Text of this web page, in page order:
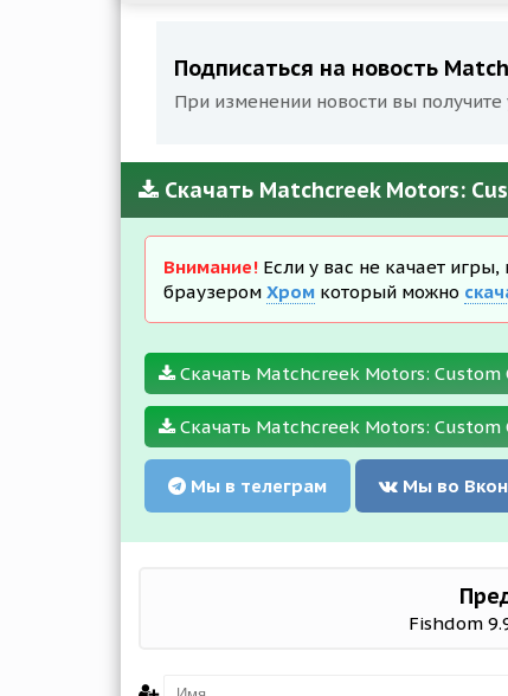
Подписаться на новость
При изменении новости вы
Скачать Matchcreek Motors:
Внимание! Если у вас не качает
браузером Хром который можно
Скачать Matchcreek Motors: Custom
Скачать Matchcreek Motors: Custom
Мы в телеграм Мы во
Fishdom